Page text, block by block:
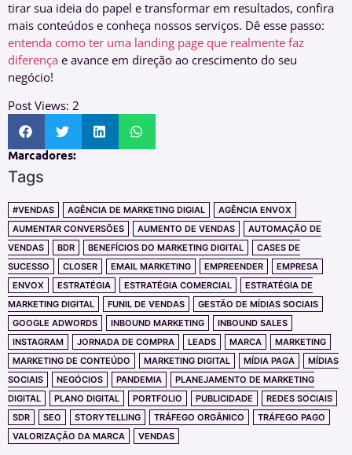
tirar sua ideia do papel e transformar em resultados, confira
mais conteúdos e conheça nossos serviços. Dê esse passo:
entenda como ter uma landing page que realmente faz
diferença e avance em direção ao crescimento do seu
negócio!
Post Views: 2
Marcadores:
Tags
#VENDAS AGÊNCIA DE MARKETING DIGIAL
AGÊNCIA ENVOX
AUMENTAR CONVERSÕES
AUMENTO DE VENDAS
AUTOMAÇÃO DE
VENDAS
BDR BENEFÍCIOS DO MARKETING DIGITAL
CASES DE
SUCESSO
CLOSER EMAIL MARKETING EMPREENDER
EMPRESA
ENVOX
ESTRATÉGIA ESTRATÉGIA COMERCIAL
ESTRATÉGIA DE
MARKETING DIGITAL
FUNIL DE VENDAS
GESTÃO DE MÍDIAS SOCIAIS
GOOGLE ADWORDS
INBOUND MARKETING
INBOUND SALES
INSTAGRAM
JORNADA DE COMPRA LEADS MARCA
MARKETING
MARKETING DE CONTEÚDO
MARKETING DIGITAL MÍDIA PAGA
MÍDIAS
SOCIAIS
NEGÓCIOS PANDEMIA
PLANEJAMENTO DE MARKETING
DIGITAL
PLANO DIGITAL PORTFOLIO PUBLICIDADE
REDES SOCIAIS
SDR
SEO STORYTELLING TRÁFEGO ORGÂNICO
TRÁFEGO PAGO
VALORIZAÇÃO DA MARCA
VENDAS